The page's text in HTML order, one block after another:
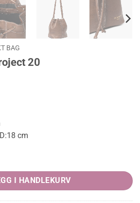
BAG
20
cm
I HANDLEKURV